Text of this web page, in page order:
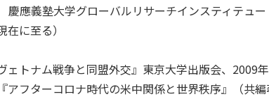
應義塾大学グローバルリサーチインスティテュ
在に至る）
ェトナム戦争と同盟外交』東京大学出版会、2009
アフターコロナ時代の米中関係と世界秩序』（共